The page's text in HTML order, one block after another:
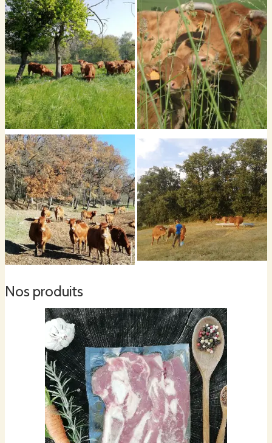
Nos produits